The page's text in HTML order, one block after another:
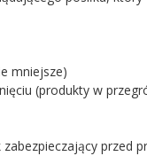
mniejsze)
(produkty w
przed